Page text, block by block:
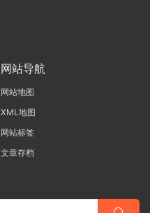
网站导航
网站地图
XML地图
网站标签
文章存档